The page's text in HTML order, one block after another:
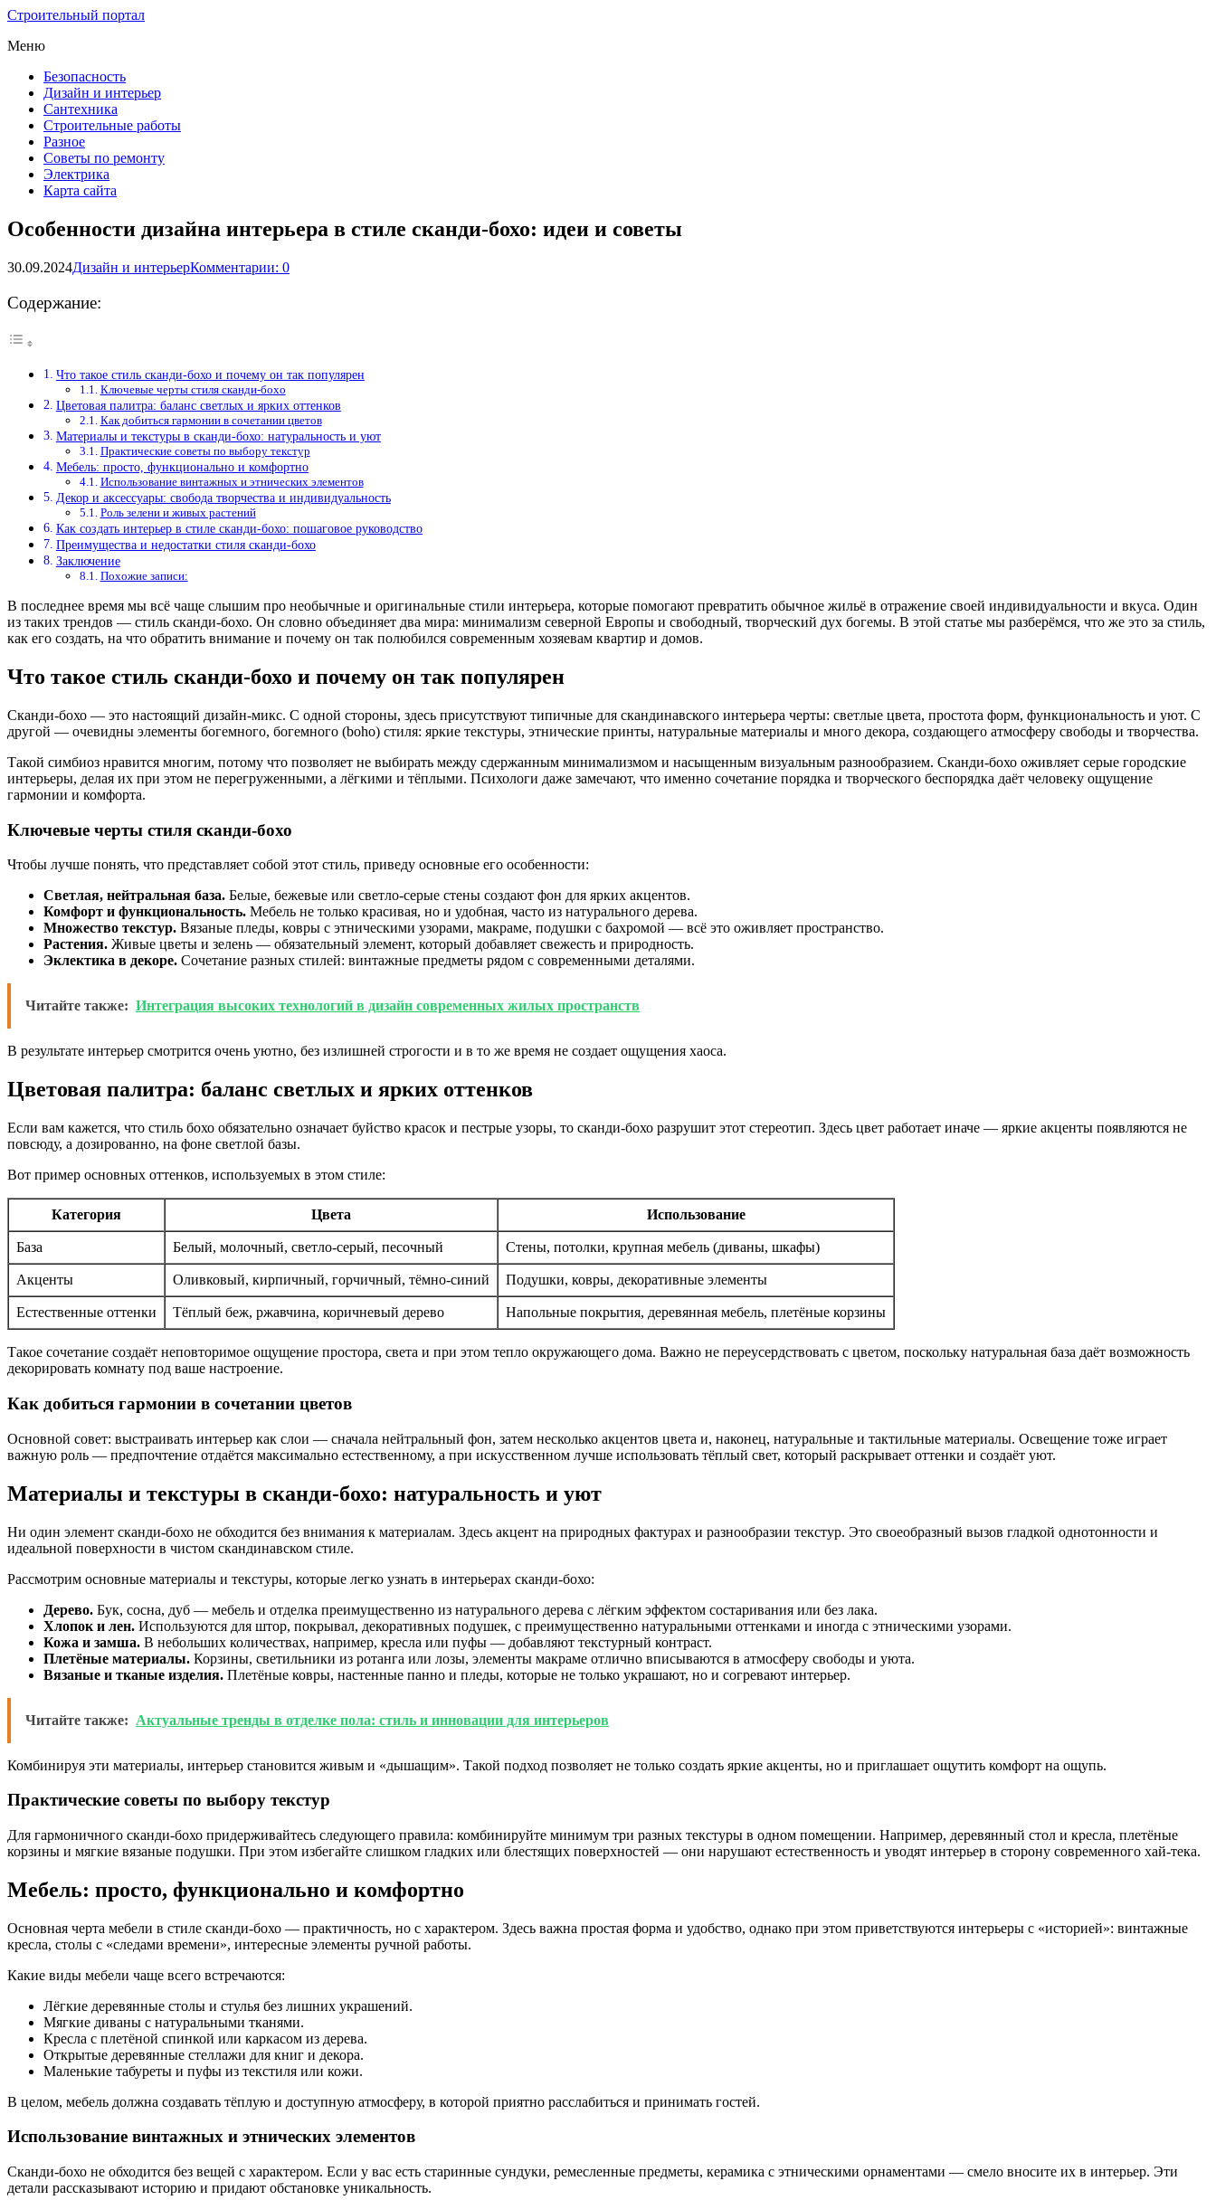
Строительный портал
Меню
Безопасность
Дизайн и интерьер
Сантехника
Строительные работы
Разное
Советы по ремонту
Электрика
Карта сайта
Особенности дизайна интерьера в стиле сканди-бохо: идеи и советы
30.09.2024Дизайн и интерьерКомментарии: 0
Содержание:
Что такое стиль сканди-бохо и почему он так популярен
Ключевые черты стиля сканди-бохо
Цветовая палитра: баланс светлых и ярких оттенков
Как добиться гармонии в сочетании цветов
Материалы и текстуры в сканди-бохо: натуральность и уют
Практические советы по выбору текстур
Мебель: просто, функционально и комфортно
Использование винтажных и этнических элементов
Декор и аксессуары: свобода творчества и индивидуальность
Роль зелени и живых растений
Как создать интерьер в стиле сканди-бохо: пошаговое руководство
Преимущества и недостатки стиля сканди-бохо
Заключение
Похожие записи:
В последнее время мы всё чаще слышим про необычные и оригинальные стили интерьера, которые помогают превратить обычное жильё в отражение своей индивидуальности и вкуса. Один
из таких трендов — стиль сканди-бохо. Он словно объединяет два мира: минимализм северной Европы и свободный, творческий дух богемы. В этой статье мы разберёмся, что же это за стиль,
как его создать, на что обратить внимание и почему он так полюбился современным хозяевам квартир и домов.
Что такое стиль сканди-бохо и почему он так популярен
Сканди-бохо — это настоящий дизайн-микс. С одной стороны, здесь присутствуют типичные для скандинавского интерьера черты: светлые цвета, простота форм, функциональность и уют. С
другой — очевидны элементы богемного, богемного (boho) стиля: яркие текстуры, этнические принты, натуральные материалы и много декора, создающего атмосферу свободы и творчества.
Такой симбиоз нравится многим, потому что позволяет не выбирать между сдержанным минимализмом и насыщенным визуальным разнообразием. Сканди-бохо оживляет серые городские
интерьеры, делая их при этом не перегруженными, а лёгкими и тёплыми. Психологи даже замечают, что именно сочетание порядка и творческого беспорядка даёт человеку ощущение
гармонии и комфорта.
Ключевые черты стиля сканди-бохо
Чтобы лучше понять, что представляет собой этот стиль, приведу основные его особенности:
Светлая, нейтральная база. Белые, бежевые или светло-серые стены создают фон для ярких акцентов.
Комфорт и функциональность. Мебель не только красивая, но и удобная, часто из натурального дерева.
Множество текстур. Вязаные пледы, ковры с этническими узорами, макраме, подушки с бахромой — всё это оживляет пространство.
Растения. Живые цветы и зелень — обязательный элемент, который добавляет свежесть и природность.
Эклектика в декоре. Сочетание разных стилей: винтажные предметы рядом с современными деталями.
Читайте также: Интеграция высоких технологий в дизайн современных жилых пространств
В результате интерьер смотрится очень уютно, без излишней строгости и в то же время не создает ощущения хаоса.
Цветовая палитра: баланс светлых и ярких оттенков
Если вам кажется, что стиль бохо обязательно означает буйство красок и пестрые узоры, то сканди-бохо разрушит этот стереотип. Здесь цвет работает иначе — яркие акценты появляются не
повсюду, а дозированно, на фоне светлой базы.
Вот пример основных оттенков, используемых в этом стиле:
Категория Цвета Использование
База Белый, молочный, светло-серый, песочный Стены, потолки, крупная мебель (диваны, шкафы)
Акценты Оливковый, кирпичный, горчичный, тёмно-синий Подушки, ковры, декоративные элементы
Естественные оттенки Тёплый беж, ржавчина, коричневый дерево Напольные покрытия, деревянная мебель, плетёные корзины
Такое сочетание создаёт неповторимое ощущение простора, света и при этом тепло окружающего дома. Важно не переусердствовать с цветом, поскольку натуральная база даёт возможность
декорировать комнату под ваше настроение.
Как добиться гармонии в сочетании цветов
Основной совет: выстраивать интерьер как слои — сначала нейтральный фон, затем несколько акцентов цвета и, наконец, натуральные и тактильные материалы. Освещение тоже играет
важную роль — предпочтение отдаётся максимально естественному, а при искусственном лучше использовать тёплый свет, который раскрывает оттенки и создаёт уют.
Материалы и текстуры в сканди-бохо: натуральность и уют
Ни один элемент сканди-бохо не обходится без внимания к материалам. Здесь акцент на природных фактурах и разнообразии текстур. Это своеобразный вызов гладкой однотонности и
идеальной поверхности в чистом скандинавском стиле.
Рассмотрим основные материалы и текстуры, которые легко узнать в интерьерах сканди-бохо:
Дерево. Бук, сосна, дуб — мебель и отделка преимущественно из натурального дерева с лёгким эффектом состаривания или без лака.
Хлопок и лен. Используются для штор, покрывал, декоративных подушек, с преимущественно натуральными оттенками и иногда с этническими узорами.
Кожа и замша. В небольших количествах, например, кресла или пуфы — добавляют текстурный контраст.
Плетёные материалы. Корзины, светильники из ротанга или лозы, элементы макраме отлично вписываются в атмосферу свободы и уюта.
Вязаные и тканые изделия. Плетёные ковры, настенные панно и пледы, которые не только украшают, но и согревают интерьер.
Читайте также: Актуальные тренды в отделке пола: стиль и инновации для интерьеров
Комбинируя эти материалы, интерьер становится живым и «дышащим». Такой подход позволяет не только создать яркие акценты, но и приглашает ощутить комфорт на ощупь.
Практические советы по выбору текстур
Для гармоничного сканди-бохо придерживайтесь следующего правила: комбинируйте минимум три разных текстуры в одном помещении. Например, деревянный стол и кресла, плетёные
корзины и мягкие вязаные подушки. При этом избегайте слишком гладких или блестящих поверхностей — они нарушают естественность и уводят интерьер в сторону современного хай-тека.
Мебель: просто, функционально и комфортно
Основная черта мебели в стиле сканди-бохо — практичность, но с характером. Здесь важна простая форма и удобство, однако при этом приветствуются интерьеры с «историей»: винтажные
кресла, столы с «следами времени», интересные элементы ручной работы.
Какие виды мебели чаще всего встречаются:
Лёгкие деревянные столы и стулья без лишних украшений.
Мягкие диваны с натуральными тканями.
Кресла с плетёной спинкой или каркасом из дерева.
Открытые деревянные стеллажи для книг и декора.
Маленькие табуреты и пуфы из текстиля или кожи.
В целом, мебель должна создавать тёплую и доступную атмосферу, в которой приятно расслабиться и принимать гостей.
Использование винтажных и этнических элементов
Сканди-бохо не обходится без вещей с характером. Если у вас есть старинные сундуки, ремесленные предметы, керамика с этническими орнаментами — смело вносите их в интерьер. Эти
детали рассказывают историю и придают обстановке уникальность.